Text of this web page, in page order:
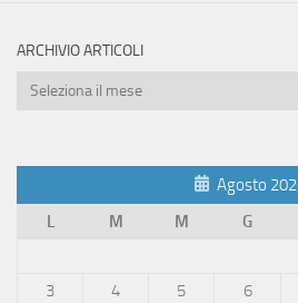
ARCHIVIO ARTICOLI
Archivio
Agosto
L
M M G
3
4 5 6